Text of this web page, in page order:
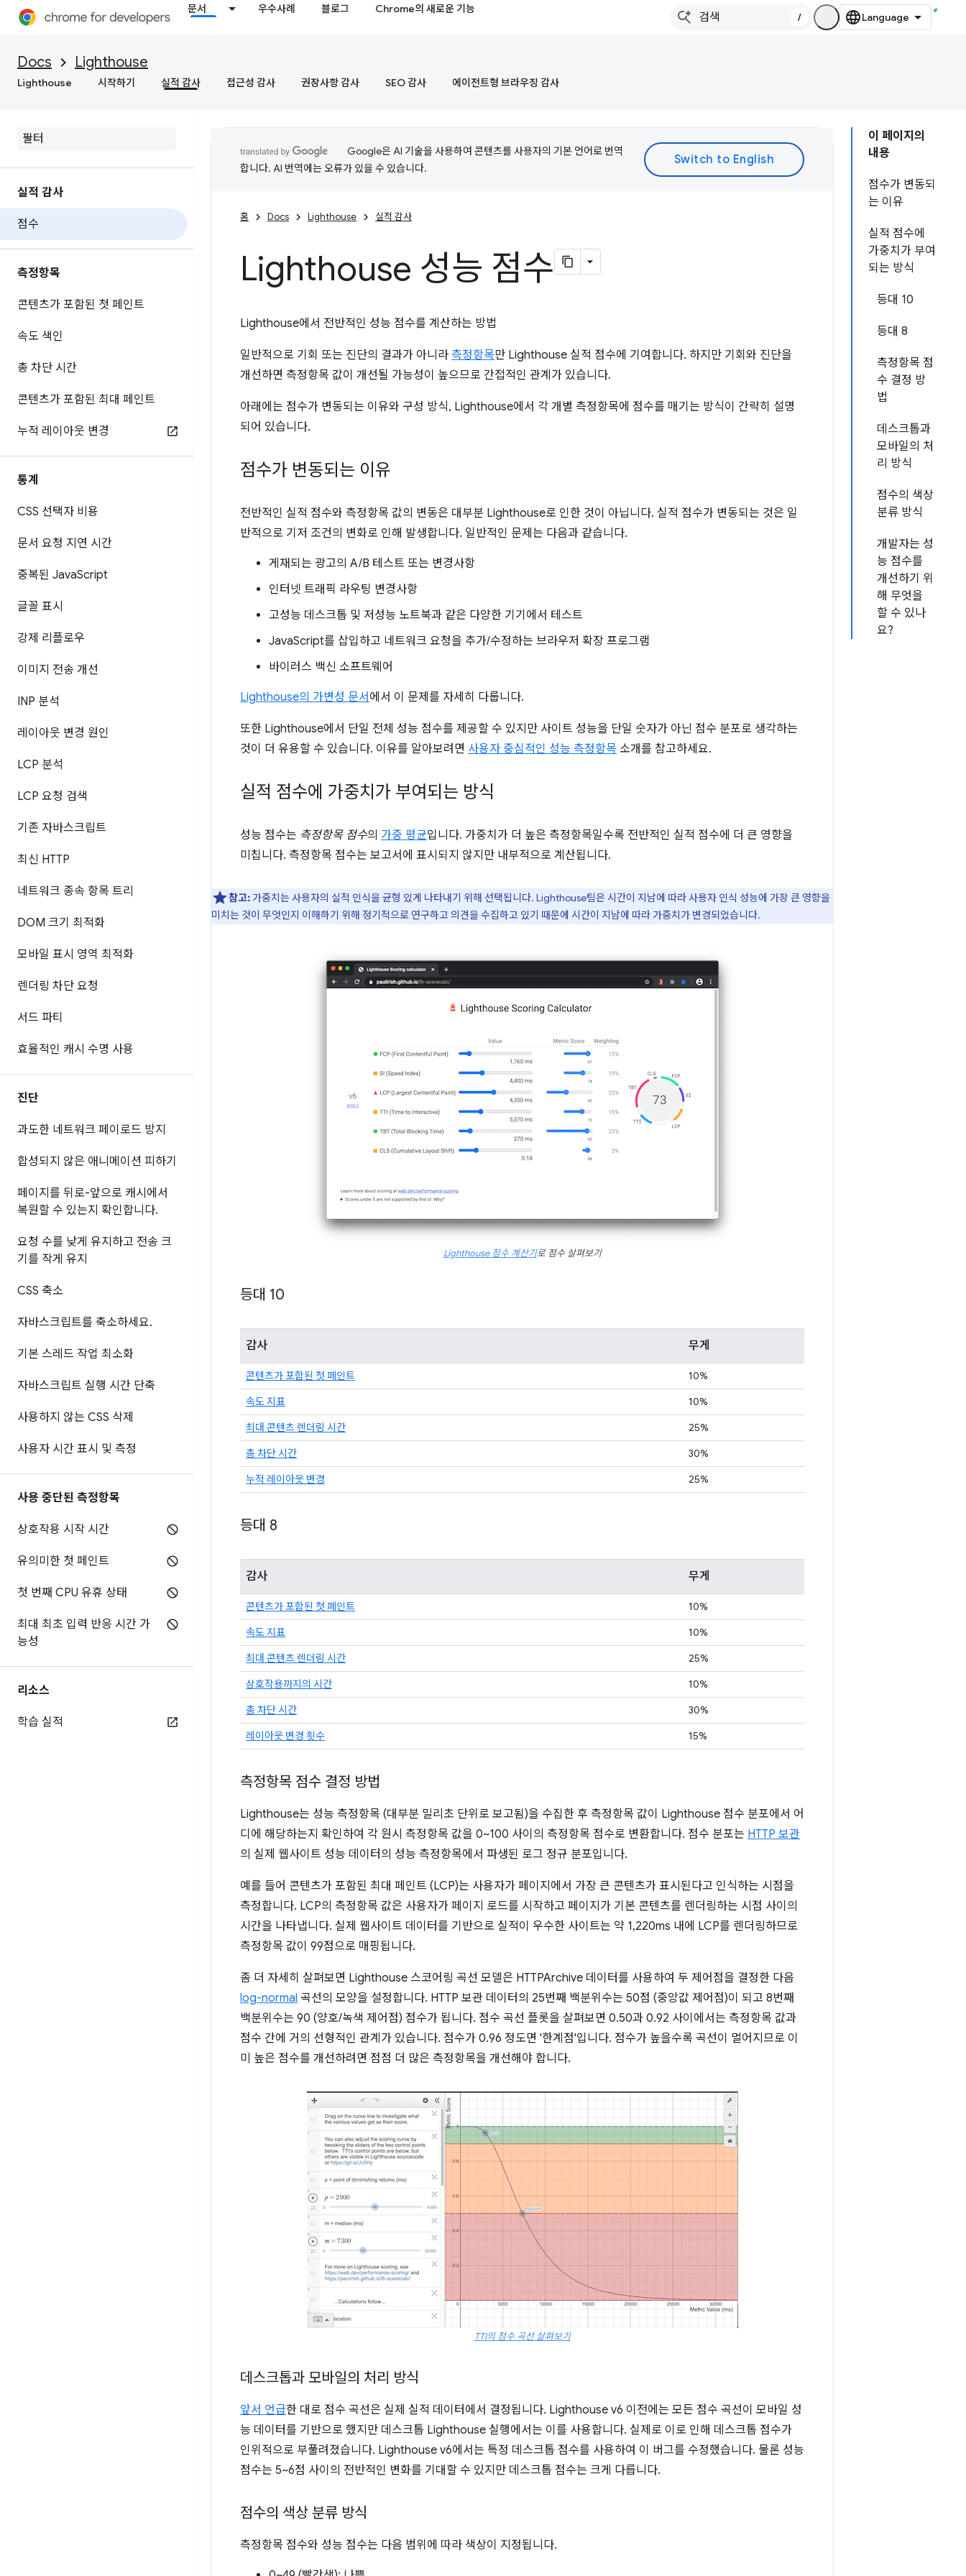
문서 우수사례 블로그 Chrome의 새로운 기능
/
Docs Lighthouse
Lighthouse 시작하기 실적 감사 접근성 감사 권장사항 감사 SEO 감사 에이전트형 브라우징 감사
실적 감사
점수
측정항목
콘텐츠가 포함된 첫 페인트
속도 색인
총 차단 시간
콘텐츠가 포함된 최대 페인트
누적 레이아웃 변경
통계
CSS 선택자 비용
문서 요청 지연 시간
중복된 JavaScript
글꼴 표시
강제 리플로우
이미지 전송 개선
INP 분석
레이아웃 변경 원인
LCP 분석
LCP 요청 검색
기존 자바스크립트
최신 HTTP
네트워크 종속 항목 트리
DOM 크기 최적화
모바일 표시 영역 최적화
렌더링 차단 요청
서드 파티
효율적인 캐시 수명 사용
진단
과도한 네트워크 페이로드 방지
합성되지 않은 애니메이션 피하기
페이지를 뒤로-앞으로 캐시에서
복원할 수 있는지 확인합니다.
요청 수를 낮게 유지하고 전송 크
기를 작게 유지
CSS 축소
자바스크립트를 축소하세요.
기본 스레드 작업 최소화
자바스크립트 실행 시간 단축
사용하지 않는 CSS 삭제
사용자 시간 표시 및 측정
사용 중단된 측정항목
상호작용 시작 시간
유의미한 첫 페인트
첫 번째 CPU 유휴 상태
최대 최초 입력 반응 시간 가
능성
리소스
학습 실적
이 페이지의
내용
점수가 변동되
는 이유
실적 점수에
가중치가 부여
되는 방식
등대 10
등대 8
측정항목 점
수 결정 방
법
데스크톱과
모바일의 처
리 방식
점수의 색상
분류 방식
개발자는 성
능 점수를
개선하기 위
해 무엇을
할 수 있나
요?
Google은 AI 기술을 사용하여 콘텐츠를 사용자의 기본 언어로 번역
합니다. AI 번역에는 오류가 있을 수 있습니다.
홈 Docs Lighthouse 실적 감사
Lighthouse 성능 점수
Lighthouse에서 전반적인 성능 점수를 계산하는 방법
일반적으로 기회 또는 진단의 결과가 아니라 측정항목만 Lighthouse 실적 점수에 기여합니다. 하지만 기회와 진단을
개선하면 측정항목 값이 개선될 가능성이 높으므로 간접적인 관계가 있습니다.
아래에는 점수가 변동되는 이유와 구성 방식, Lighthouse에서 각 개별 측정항목에 점수를 매기는 방식이 간략히 설명
되어 있습니다.
점수가 변동되는 이유
전반적인 실적 점수와 측정항목 값의 변동은 대부분 Lighthouse로 인한 것이 아닙니다. 실적 점수가 변동되는 것은 일
반적으로 기저 조건의 변화로 인해 발생합니다. 일반적인 문제는 다음과 같습니다.
게재되는 광고의 A/B 테스트 또는 변경사항
인터넷 트래픽 라우팅 변경사항
고성능 데스크톱 및 저성능 노트북과 같은 다양한 기기에서 테스트
JavaScript를 삽입하고 네트워크 요청을 추가/수정하는 브라우저 확장 프로그램
바이러스 백신 소프트웨어
Lighthouse의 가변성 문서 에서 이 문제를 자세히 다룹니다.
또한 Lighthouse에서 단일 전체 성능 점수를 제공할 수 있지만 사이트 성능을 단일 숫자가 아닌 점수 분포로 생각하는
것이 더 유용할 수 있습니다. 이유를 알아보려면 사용자 중심적인 성능 측정항목 소개를 참고하세요.
실적 점수에 가중치가 부여되는 방식
성능 점수는 측정항목 점수의 가중 평균입니다. 가중치가 더 높은 측정항목일수록 전반적인 실적 점수에 더 큰 영향을
미칩니다. 측정항목 점수는 보고서에 표시되지 않지만 내부적으로 계산됩니다.
참고: 가중치는 사용자의 실적 인식을 균형 있게 나타내기 위해 선택됩니다. Lighthouse팀은 시간이 지남에 따라 사용자 인식 성능에 가장 큰 영향을
미치는 것이 무엇인지 이해하기 위해 정기적으로 연구하고 의견을 수집하고 있기 때문에 시간이 지남에 따라 가중치가 변경되었습니다.
Lighthouse 점수 계산기로 점수 살펴보기
등대 10
감사 무게
콘텐츠가 포함된 첫 페인트
10%
속도 지표
10%
최대 콘텐츠 렌더링 시간
25%
총 차단 시간
30%
누적 레이아웃 변경
25%
등대 8
감사 무게
콘텐츠가 포함된 첫 페인트
10%
속도 지표
10%
최대 콘텐츠 렌더링 시간
25%
상호작용까지의 시간
10%
총 차단 시간
30%
레이아웃 변경 횟수
15%
측정항목 점수 결정 방법
Lighthouse는 성능 측정항목 (대부분 밀리초 단위로 보고됨)을 수집한 후 측정항목 값이 Lighthouse 점수 분포에서 어
디에 해당하는지 확인하여 각 원시 측정항목 값을 0~100 사이의 측정항목 점수로 변환합니다. 점수 분포는 HTTP 보관
의 실제 웹사이트 성능 데이터의 성능 측정항목에서 파생된 로그 정규 분포입니다.
예를 들어 콘텐츠가 포함된 최대 페인트 (LCP)는 사용자가 페이지에서 가장 큰 콘텐츠가 표시된다고 인식하는 시점을
측정합니다. LCP의 측정항목 값은 사용자가 페이지 로드를 시작하고 페이지가 기본 콘텐츠를 렌더링하는 시점 사이의
시간을 나타냅니다. 실제 웹사이트 데이터를 기반으로 실적이 우수한 사이트는 약 1,220ms 내에 LCP를 렌더링하므로
측정항목 값이 99점으로 매핑됩니다.
좀 더 자세히 살펴보면 Lighthouse 스코어링 곡선 모델은 HTTPArchive 데이터를 사용하여 두 제어점을 결정한 다음
log-normal 곡선의 모양을 설정합니다. HTTP 보관 데이터의 25번째 백분위수는 50점 (중앙값 제어점)이 되고 8번째
백분위수는 90 (양호/녹색 제어점) 점수가 됩니다. 점수 곡선 플롯을 살펴보면 0.50과 0.92 사이에서는 측정항목 값과
점수 간에 거의 선형적인 관계가 있습니다. 점수가 0.96 정도면 '한계점'입니다. 점수가 높을수록 곡선이 멀어지므로 이
미 높은 점수를 개선하려면 점점 더 많은 측정항목을 개선해야 합니다.
TTI의 점수 곡선 살펴보기
데스크톱과 모바일의 처리 방식
앞서 언급한 대로 점수 곡선은 실제 실적 데이터에서 결정됩니다. Lighthouse v6 이전에는 모든 점수 곡선이 모바일 성
능 데이터를 기반으로 했지만 데스크톱 Lighthouse 실행에서는 이를 사용합니다. 실제로 이로 인해 데스크톱 점수가
인위적으로 부풀려졌습니다. Lighthouse v6에서는 특정 데스크톱 점수를 사용하여 이 버그를 수정했습니다. 물론 성능
점수는 5~6점 사이의 전반적인 변화를 기대할 수 있지만 데스크톱 점수는 크게 다릅니다.
점수의 색상 분류 방식
측정항목 점수와 성능 점수는 다음 범위에 따라 색상이 지정됩니다.